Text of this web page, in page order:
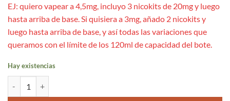
EJ: quiero vapear a 4,5mg, incluyo 3 nicokits de 20mg y luego
hasta arriba de base. Si quisiera a 3mg, añado 2 nicokits y
luego hasta arriba de base, y así todas las variaciones que
queramos con el límite de los 120ml de capacidad del bote.
Hay existencias